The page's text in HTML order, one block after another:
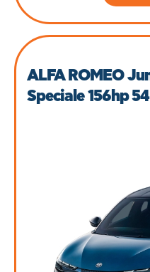
ALFA ROMEO
Speciale 156hp